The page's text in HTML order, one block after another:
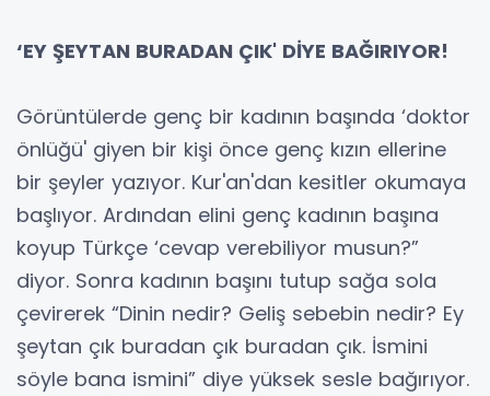
‘EY ŞEYTAN BURADAN ÇIK' DİYE BAĞIRIYOR!
Görüntülerde genç bir kadının başında ‘doktor
önlüğü' giyen bir kişi önce genç kızın ellerine
bir şeyler yazıyor. Kur'an'dan kesitler okumaya
başlıyor. Ardından elini genç kadının başına
koyup Türkçe ‘cevap verebiliyor musun?”
diyor. Sonra kadının başını tutup sağa sola
çevirerek “Dinin nedir? Geliş sebebin nedir? Ey
şeytan çık buradan çık buradan çık. İsmini
söyle bana ismini” diye yüksek sesle bağırıyor.